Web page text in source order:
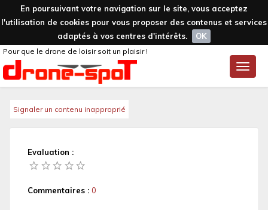
En poursuivant votre navigation sur le site, vous acceptez
l'utilisation de cookies pour vous proposer des contenus et services
adaptés à vos centres d'intérêts.
OK
Toggle
Pour que le drone de loisir soit un plaisir !
Signaler un contenu inapproprié
Evaluation :
Commentaires : 0